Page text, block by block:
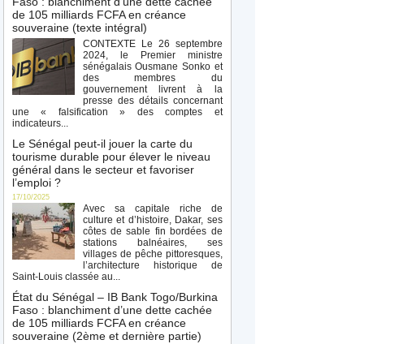
de 105 milliards FCFA en créance
souveraine (texte intégral)
CONTEXTE Le 26 septembre
2024, le Premier ministre
sénégalais Ousmane Sonko et
des membres du
gouvernement livrent à la
presse des détails concernant
une « falsification » des comptes et
indicateurs...
Le Sénégal peut-il jouer la carte du
tourisme durable pour élever le niveau
général dans le secteur et favoriser
l’emploi ?
17/10/2025
Avec sa capitale riche de
culture et d’histoire, Dakar, ses
côtes de sable fin bordées de
stations balnéaires, ses
villages de pêche pittoresques,
l’architecture historique de
Saint-Louis classée au...
État du Sénégal – IB Bank Togo/Burkina
Faso : blanchiment d’une dette cachée
de 105 milliards FCFA en créance
souveraine (2ème et dernière partie)